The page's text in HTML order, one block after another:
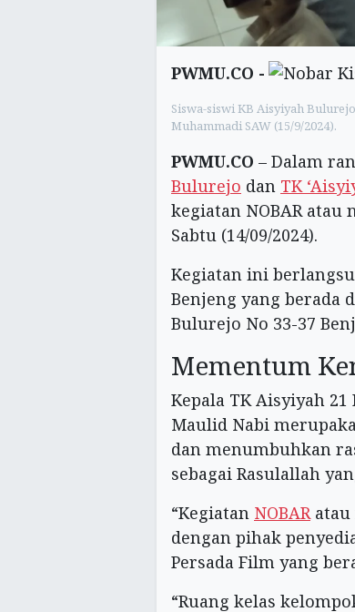
PWMU.CO -
Siswa-siswi KB Aisyiyah
Muhammadi SAW (15/9/2024).
PWMU.CO – Dalam
Bulurejo dan TK
kegiatan NOBAR atau
Sabtu (14/09/2024).
Kegiatan ini
Benjeng yang berada
Bulurejo No 33-37
Mementum
Kepala TK Aisyiyah
Maulid Nabi
dan menumbuhkan
sebagai Rasulallah
“Kegiatan NOBAR
dengan pihak
Persada Film yang
“Ruang kelas